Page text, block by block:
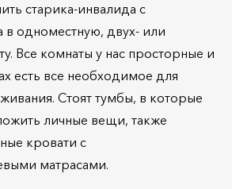
старика-инвалида с
в одноместную, двух- или
Все комнаты у нас просторные и
есть все необходимое для
Стоят тумбы, в которые
личные вещи, также
кровати с
матрасами.